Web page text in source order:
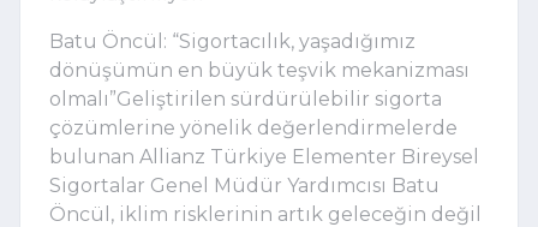
Batu Öncül: “Sigortacılık, yaşadığımız
dönüşümün en büyük teşvik mekanizması
olmalı”Geliştirilen sürdürülebilir sigorta
çözümlerine yönelik değerlendirmelerde
bulunan Allianz Türkiye Elementer Bireysel
Sigortalar Genel Müdür Yardımcısı Batu
Öncül, iklim risklerinin artık geleceğin değil